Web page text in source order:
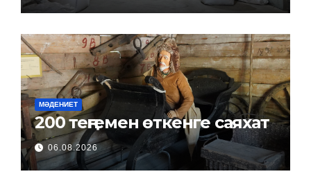
МӘДЕНИЕТ
200 теңгемен өткенге саяхат
06.08.2026